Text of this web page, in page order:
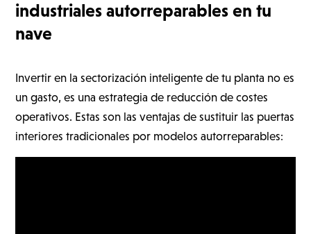
industriales autorreparables en tu
nave
Invertir en la sectorización inteligente de tu planta no es
un gasto, es una estrategia de reducción de costes
operativos. Estas son las ventajas de sustituir las puertas
interiores tradicionales por modelos autorreparables: